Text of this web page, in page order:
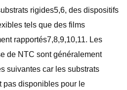
rigides5,6, des dispositifs
tels que des films
rapportés7,8,9,10,11. Les
de NTC sont généralement
suivantes car les substrats
pas disponibles pour le